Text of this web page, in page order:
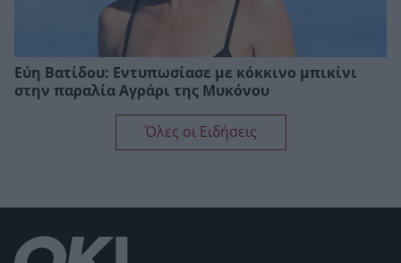
Εύη Βατίδου: Εντυπωσίασε με κόκκινο μπικίνι
στην παραλία Αγράρι της Μυκόνου
Όλες οι Ειδήσεις